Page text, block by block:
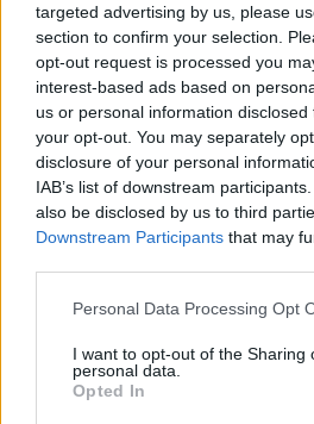
targeted advertising by us, please
section to confirm your selection.
opt-out request is processed you
interest-based ads based on
us or personal information
your opt-out. You may separately
disclosure of your personal
IAB’s list of downstream
also be disclosed by us to third
Downstream Participants that may
Personal Data Processing Opt
I want to opt-out of the Sharing
personal data.
Opted In
Egy nap alatt 681 új esettel 37
fertőzöttek száma, az elhunytaké
áldozattal elérte a 1012-őt, míg 16
közülük 133-an az elmúlt napban.
tekintve javulás tapasztalható, a
735, azt megelőzően, szombatra
minden eddigi rekordot megdöntő,
KEDVES OLVASÓNK!
A keresett cikk a portfolio.hu
regisztrációhoz kötött.